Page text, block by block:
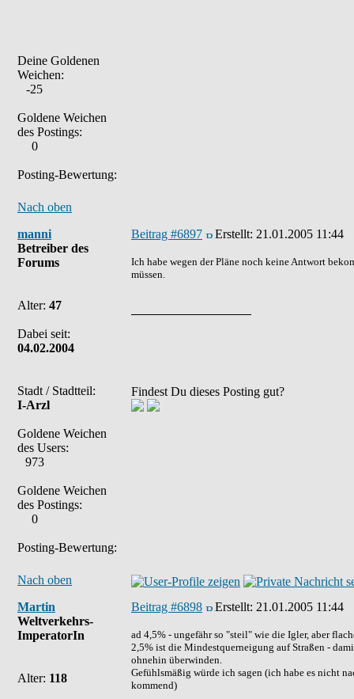
Deine Goldenen
Weichen:
-25
Goldene Weichen
des Postings:
0
Posting-Bewertung:
Nach oben
manni
Betreiber des
Forums
Alter: 47
Dabei seit:
04.02.2004
Stadt / Stadtteil:
I-Arzl
Goldene Weichen
des Users:
973
Goldene Weichen
des Postings:
0
Posting-Bewertung:
Beitrag #6897 Erstellt: 21.01.2005 11:44
Ich habe wegen der Pläne noch keine Antwort
müssen.
Findest Du dieses Posting gut?
Nach oben
Martin
Weltverkehrs-
ImperatorIn
Alter: 118
Beitrag #6898 Erstellt: 21.01.2005 11:44
ad 4,5% - ungefähr so "steil" wie die Igler, aber
2,5% ist die Mindestquerneigung auf Straßen -
ohnehin überwinden.
Gefühlsmäßig würde ich sagen (ich habe es nicht
kommend)